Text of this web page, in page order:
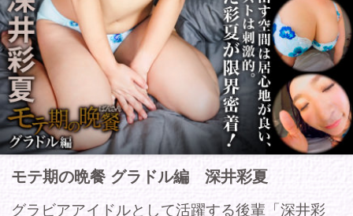
モテ期の晩餐 グラドル編 深井彩夏
グラビアアイドルとして活躍する後輩「深井彩
夏」とボクの家で初めてのサシ飲み。明るさと落
ち着きを兼ねた彩夏が作り出す空間は居心地が良
い、しかし視界に入ってくるこぼれそうなバスト
は刺激的。ベッドの上、下着姿で覚悟を決めた彩
夏が限界密着…！＜バイノーラル録音作品＞
商品コー
FAMO-019
収録時間
32分
発売日
2017年08月18日